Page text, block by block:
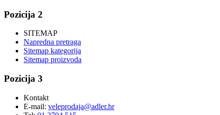
Pozicija 2
SITEMAP
Napredna pretraga
Sitemap kategorija
Sitemap proizvoda
Pozicija 3
Kontakt
E-mail: veleprodaja@adler.hr